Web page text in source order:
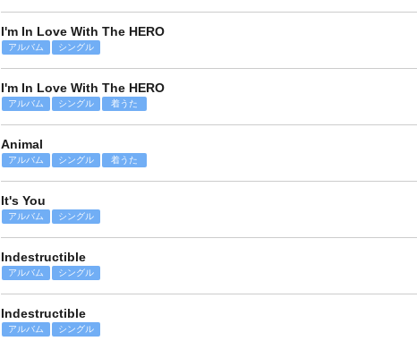
I'm In Love With The HERO
アルバム シングル
I'm In Love With The HERO
アルバム シングル 着うた
Animal
アルバム シングル 着うた
It's You
アルバム シングル
Indestructible
アルバム シングル
Indestructible
アルバム シングル